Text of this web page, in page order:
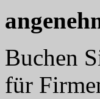
Buchen
für